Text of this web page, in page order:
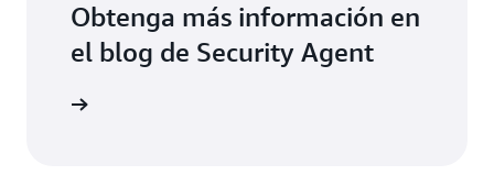
Obtenga más información en
el blog de Security Agent